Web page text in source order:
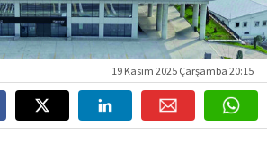
19 Kasım 2025 Çarşamba 20:15